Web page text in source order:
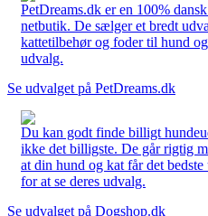
PetDreams.dk er en 100%
netbutik. De sælger et bredt
kattetilbehør og foder til hund
udvalg.
Se udvalget på PetDreams.dk
Du kan godt finde billigt
ikke det billigste. De går rigtig
at din hund og kat får det
for at se deres udvalg.
Se udvalget på Dogshop.dk